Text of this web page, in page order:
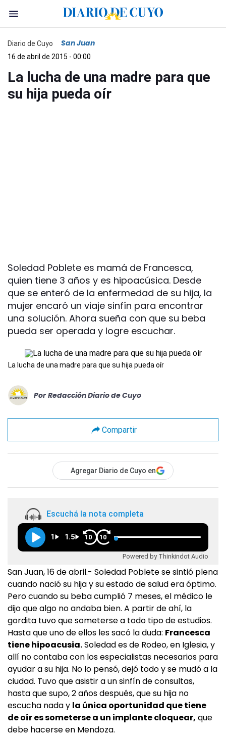
Diario de Cuyo San Juan
16 de abril de 2015 - 00:00
La lucha de una madre para que
su hija pueda oír
Soledad Poblete es mamá de Francesca,
quien tiene 3 años y es hipoacúsica. Desde
que se enteró de la enfermedad de su hija, la
mujer encaró un viaje sinfín para encontrar
una solución. Ahora sueña con que su beba
pueda ser operada y logre escuchar.
La lucha de una madre para que su hija pueda oír
Por Redacción Diario de Cuyo
Compartir
Agregar Diario de Cuyo en
Escuchá la nota completa
1 1.5 10 10
Powered by Thinkindot Audio
San Juan, 16 de abril.- Soledad Poblete se sintió plena
cuando nació su hija y su estado de salud era óptimo.
Pero cuando su beba cumplió 7 meses, el médico le
dijo que algo no andaba bien. A partir de ahí, la
gordita tuvo que someterse a todo tipo de estudios.
Hasta que uno de ellos les sacó la duda: Francesca
tiene hipoacusia.Soledad es de Rodeo, en Iglesia, y
allí no contaba con los especialistas necesarios para
ayudar a su hija. No lo pensó, dejó todo y se mudó a la
ciudad. Tuvo que asistir a un sinfín de consultas,
hasta que supo, 2 años después, que su hija no
escucha nada y la única oportunidad que tiene
de oír es someterse a un implante cloquear, que
debe hacerse en Mendoza.